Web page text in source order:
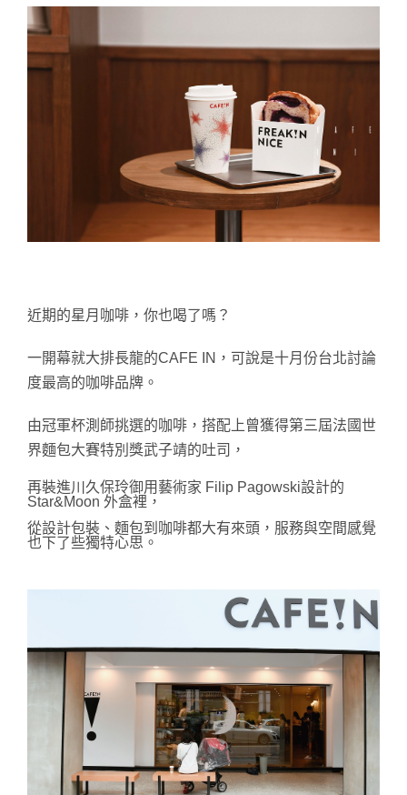
近期的星月 咖啡，你也喝了嗎 ？
一開幕就大排長龍的CAFE IN，可說是十月 份台北討論
度最高的咖啡品牌。
由冠軍杯測師挑選的咖啡，搭配上曾獲得第三屆法國世
界麵包大賽特別獎武子靖的吐司，
再裝進川久保玲御用藝術家 Filip Pagowski設計的
Star&Moon 外盒裡，
從設計包裝、麵包到咖啡都大有來頭， 服務與空間感覺
也下了些獨特心思。